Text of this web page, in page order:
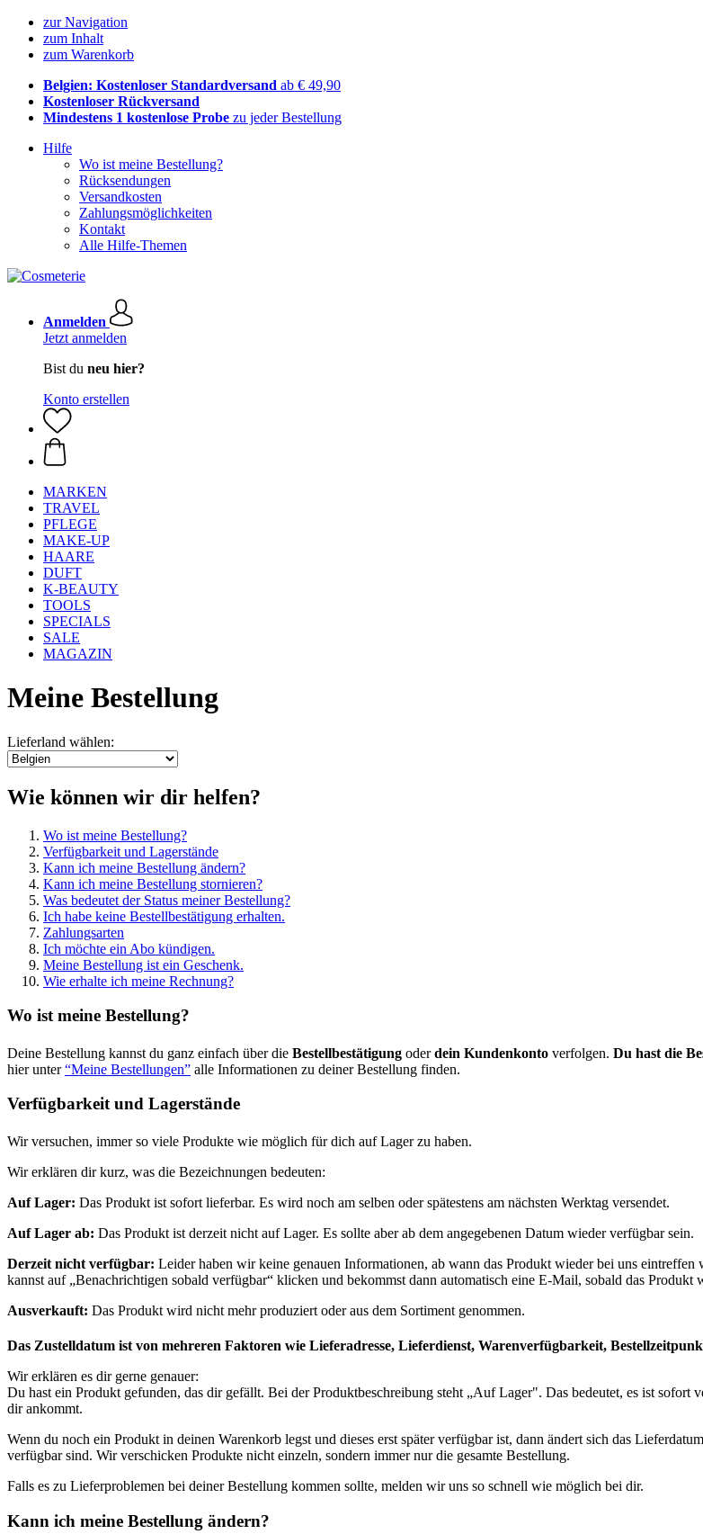
zur Navigation
zum Inhalt
zum Warenkorb
Belgien: Kostenloser Standardversand ab € 49,90
Kostenloser Rückversand
Mindestens 1 kostenlose Probe zu jeder Bestellung
Hilfe
Wo ist meine Bestellung?
Rücksendungen
Versandkosten
Zahlungsmöglichkeiten
Kontakt
Alle Hilfe-Themen
Anmelden
Jetzt anmelden
Bist du neu hier?
Konto erstellen
MARKEN
TRAVEL
PFLEGE
MAKE-UP
HAARE
DUFT
K-BEAUTY
TOOLS
SPECIALS
SALE
MAGAZIN
Meine Bestellung
Lieferland wählen:
Wie können wir dir helfen?
Wo ist meine Bestellung?
Verfügbarkeit und Lagerstände
Kann ich meine Bestellung ändern?
Kann ich meine Bestellung stornieren?
Was bedeutet der Status meiner Bestellung?
Ich habe keine Bestellbestätigung erhalten.
Zahlungsarten
Ich möchte ein Abo kündigen.
Meine Bestellung ist ein Geschenk.
Wie erhalte ich meine Rechnung?
Wo ist meine Bestellung?
Deine Bestellung kannst du ganz einfach über die Bestellbestätigung oderdein Kundenkonto verfolgen. Du hast die
hier unter“Meine Bestellungen” alle Informationen zu deiner Bestellung finden.
Verfügbarkeit und Lagerstände
Wir versuchen, immer so viele Produkte wie möglich für dich auf Lager zu haben.
Wir erklären dir kurz, was die Bezeichnungen bedeuten:
Auf Lager: Das Produkt ist sofort lieferbar. Es wird noch am selben oder spätestens am nächsten Werktag versendet.
Auf Lager ab: Das Produkt ist derzeit nicht auf Lager. Es sollte aber ab dem angegebenen Datum wieder verfügbar sein.
Derzeit nicht verfügbar: Leider haben wir keine genauen Informationen, ab wann das Produkt wieder bei uns
kannst auf „Benachrichtigen sobald verfügbar“ klicken und bekommst dann automatisch eine E-Mail, sobald das Produkt
Ausverkauft: Das Produkt wird nicht mehr produziert oder aus dem Sortiment genommen.
Das Zustelldatum ist von mehreren Faktoren wie Lieferadresse, Lieferdienst, Warenverfügbarkeit,
Wir erklären es dir gerne genauer:
Du hast ein Produkt gefunden, das dir gefällt. Bei der Produktbeschreibung steht „Auf Lager". Das bedeutet, es ist sofort
dir ankommt.
Wenn du noch ein Produkt in deinen Warenkorb legst und dieses erst später verfügbar ist, dann ändert sich das
verfügbar sind. Wir verschicken Produkte nicht einzeln, sondern immer nur die gesamte Bestellung.
Falls es zu Lieferproblemen bei deiner Bestellung kommen sollte, melden wir uns so schnell wie möglich bei dir.
Kann ich meine Bestellung ändern?